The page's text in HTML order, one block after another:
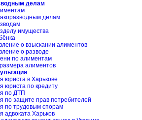
делам
делам
имущества
о взыскании алиментов
о разводе
по алиментам
алиментов
юриста в Харькове
юриста по кредиту
по ДТП
по защите прав потребителей
по трудовым спорам
адвоката Харьков